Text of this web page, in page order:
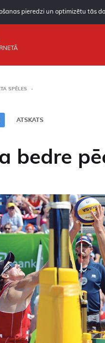
pieredzi un optimizētu tās
SPĒLES
ATSKATS
bedre